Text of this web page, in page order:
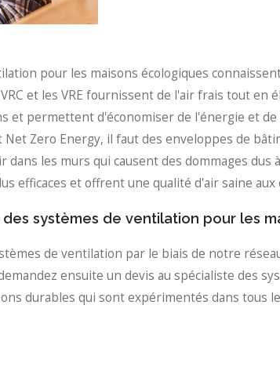
pour les maisons écologiques
et les VRE fournissent de l'air frais tout
et permettent d'économiser de l'énergie et
Net Zero Energy, il faut des enveloppes de
dans les murs qui causent des dommages
efficaces et offrent une qualité d'air saine aux
systèmes de ventilation pour les
de ventilation par le biais de notre
ensuite un devis au spécialiste des
durables qui sont expérimentés dans tous